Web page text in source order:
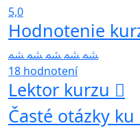
5,0
Hodnotenie
18 hodnotení
Lektor kurzu
Časté otázky